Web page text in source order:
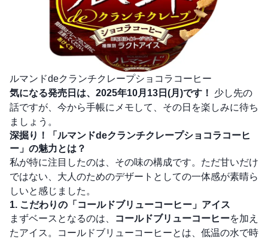
ルマンドdeクランチクレープショコラコーヒー
気になる発売日は、2025年10月13日(月)です！
少し先の
話ですが、今から手帳にメモして、その日を楽しみに待ち
ましょう。
深掘り！「ルマンドdeクランチクレープショコラコーヒ
ー」の魅力とは？
私が特に注目したのは、その味の構成です。ただ甘いだけ
ではない、大人のためのデザートとしての一体感が素晴ら
しいと感じました。
1. こだわりの「コールドブリューコーヒー」アイス
まずベースとなるのは、
コールドブリューコーヒーを加え
たアイス。コールドブリューコーヒーとは、低温の水で時